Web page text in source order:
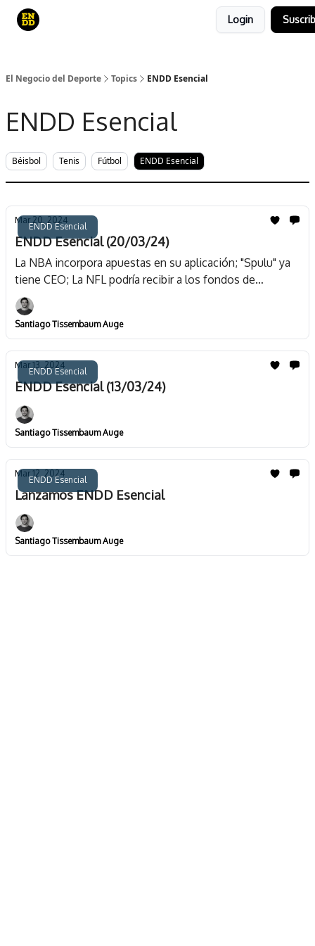
Login
El Negocio del Deporte Topics ENDD Esencial
ENDD Esencial
Béisbol Tenis Fútbol ENDD Esencial
ENDD Esencial
Mar 20, 2024
ENDD Esencial (20/03/24)
La NBA incorpora apuestas en su aplicación; "Spulu" ya
tiene CEO; La NFL podría recibir a los fondos de
inversión; JP Morgan crea un vertical para inversiones en
deportes
Santiago Tissembaum Auge
ENDD Esencial
Mar 13, 2024
ENDD Esencial (13/03/24)
Santiago Tissembaum Auge
ENDD Esencial
Mar 12, 2024
Lanzamos ENDD Esencial
Santiago Tissembaum Auge